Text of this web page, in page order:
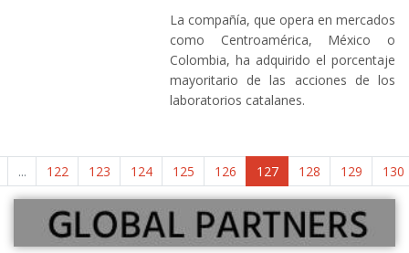
La compañía, que opera en mercados
como Centroamérica, México o
Colombia, ha adquirido el porcentaje
mayoritario de las acciones de los
laboratorios catalanes.
... 122 123 124 125 126 127 128 129 130